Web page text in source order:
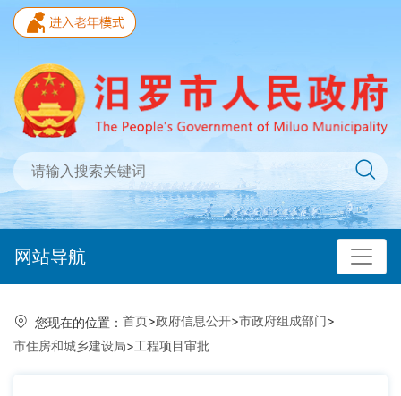
网站导航
您现在的位置： 首页>政府信息公开>市政府组成部门>
市住房和城乡建设局>工程项目审批